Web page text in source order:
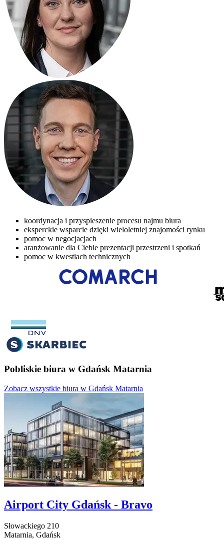
koordynacja i przyspieszenie procesu najmu biura
eksperckie wsparcie dzięki wieloletniej znajomości rynku
pomoc w negocjacjach
aranżowanie dla Ciebie prezentacji przestrzeni i spotkań
pomoc w kwestiach technicznych
Pobliskie biura w Gdańsk Matarnia
Zobacz wszystkie biura w Gdańsk Matarnia
Airport City Gdańsk - Bravo
Słowackiego 210
Matarnia, Gdańsk